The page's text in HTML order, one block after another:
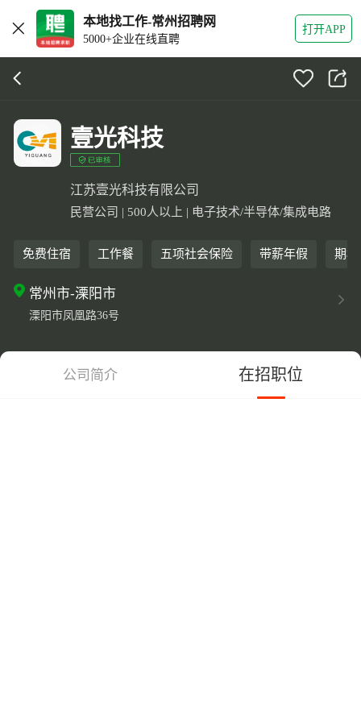
本地找工作-常州招聘网
5000+企业在线直聘
打开APP
壹光科技
江苏壹光科技有限公司
民营公司 | 500人以上 | 电子技术/半导体/集成电路
免费住宿 工作餐 五项社会保险 带薪年假 期权
常州市-溧阳市
溧阳市凤凰路36号
公司简介 在招职位